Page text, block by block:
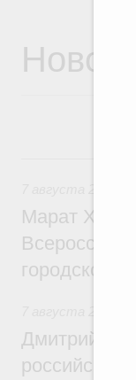
Марат
городской
Дмитрий